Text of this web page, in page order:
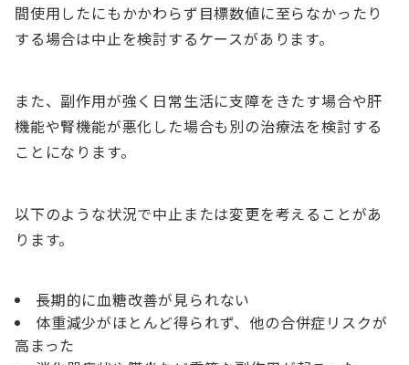
間使用したにもかかわらず目標数値に至らなかったり
する場合は中止を検討するケースがあります。
また、副作用が強く日常生活に支障をきたす場合や肝
機能や腎機能が悪化した場合も別の治療法を検討する
ことになります。
以下のような状況で中止または変更を考えることがあ
ります。
長期的に血糖改善が見られない
体重減少がほとんど得られず、他の合併症リスクが
高まった